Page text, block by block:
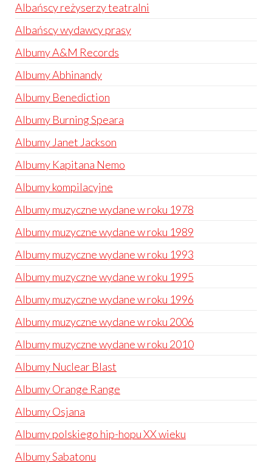
Albańscy reżyserzy teatralni
Albańscy wydawcy prasy
Albumy A&M Records
Albumy Abhinandy
Albumy Benediction
Albumy Burning Speara
Albumy Janet Jackson
Albumy Kapitana Nemo
Albumy kompilacyjne
Albumy muzyczne wydane w roku 1978
Albumy muzyczne wydane w roku 1989
Albumy muzyczne wydane w roku 1993
Albumy muzyczne wydane w roku 1995
Albumy muzyczne wydane w roku 1996
Albumy muzyczne wydane w roku 2006
Albumy muzyczne wydane w roku 2010
Albumy Nuclear Blast
Albumy Orange Range
Albumy Osjana
Albumy polskiego hip-hopu XX wieku
Albumy Sabatonu